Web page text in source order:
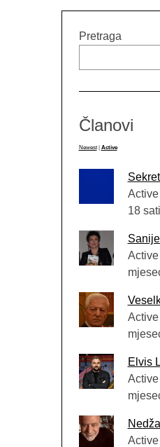
Pretraga
Članovi
Newest Active
18 sati
Elvis